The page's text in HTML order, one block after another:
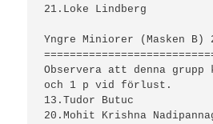
21.Loke Lindberg		Landskrona SK. 1½ p
Yngre Miniorer (Masken
Observera att denna
och 1 p vid förlust.
13.Tudor Butuc			Helsingborgs ASK. 15 p
20.Mohit Krishna Nadipannagari	Helsingborgs